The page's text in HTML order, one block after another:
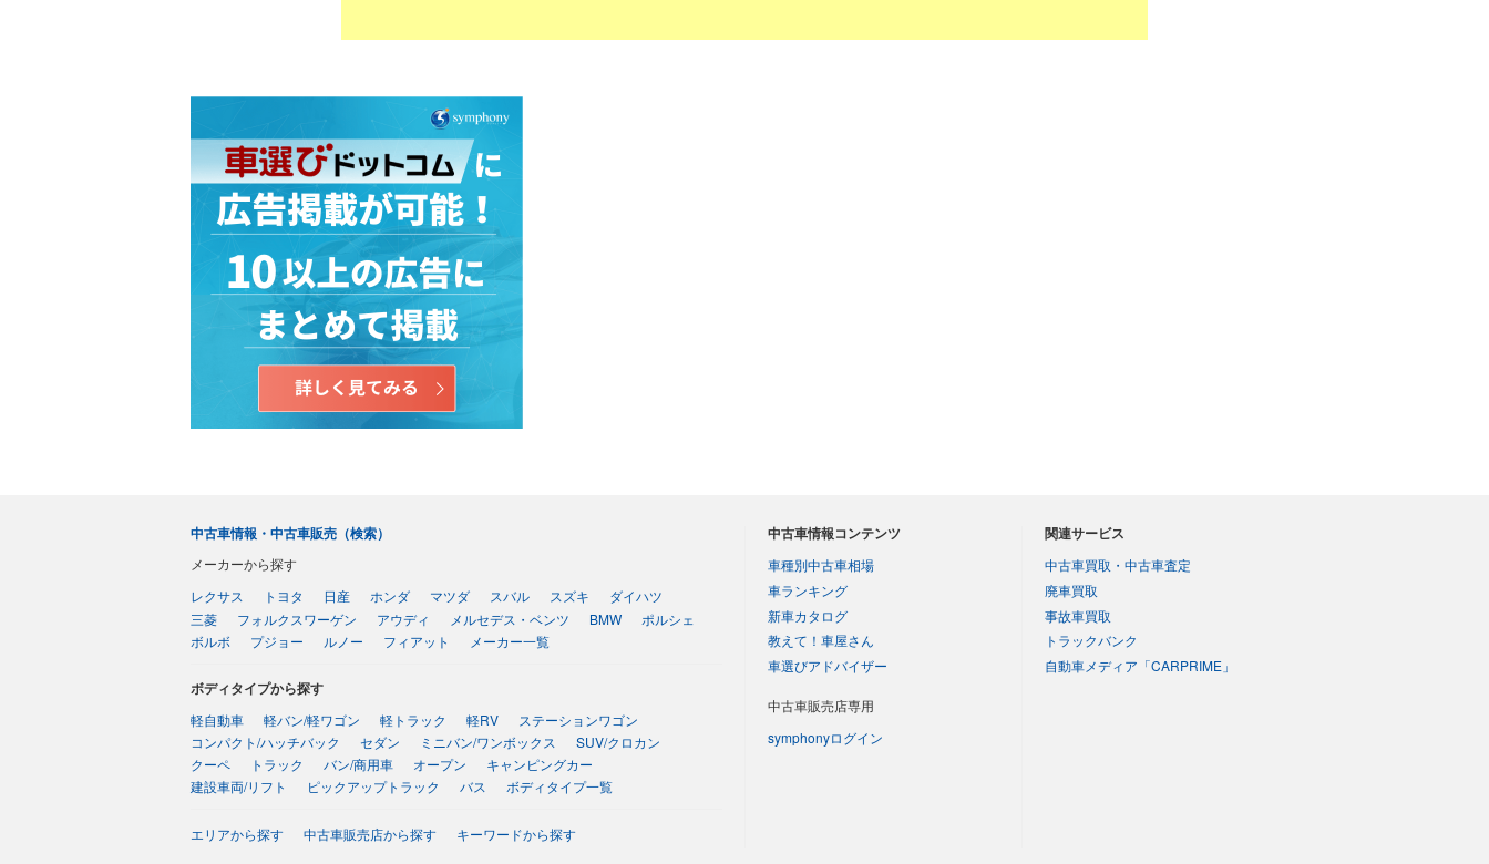
中古車情報・中古車販売（検索）
メーカーから探す
レクサス
トヨタ 日産 ホンダ マツダ スバル スズキ
ダイハツ
三菱
フォルクスワーゲン アウディ メルセデス・ベンツ BMW
ポルシェ
ボルボ
プジョー ルノー フィアット メーカー一覧
ボディタイプから探す
軽自動車 軽バン/軽ワゴン 軽トラック 軽RV
ステーションワゴン
コンパクト/ハッチバック
セダン ミニバン/ワンボックス
SUV/クロカン
クーペ
トラック バン/商用車 オープン
キャンピングカー
建設車両/リフト
ピックアップトラック バス ボディタイプ一覧
エリアから探す 中古車販売店から探す キーワードから探す
中古車情報コンテンツ
車種別中古車相場
車ランキング
新車カタログ
教えて！車屋さん
車選びアドバイザー
中古車販売店専用
symphonyログイン
関連サービス
中古車買取・中古車査定
廃車買取
事故車買取
トラックバンク
自動車メディア「CARPRIME」